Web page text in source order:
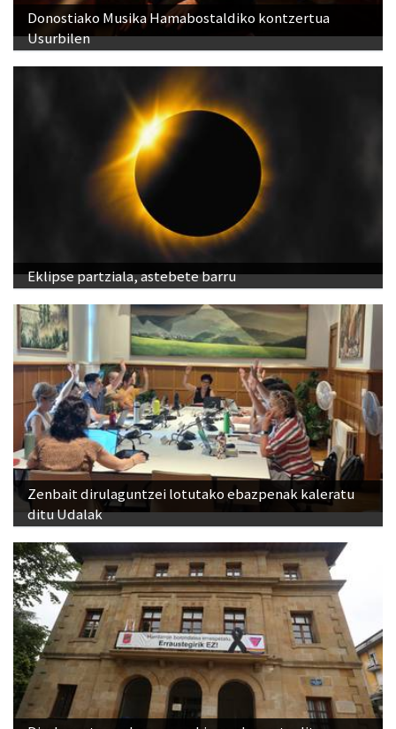
Donostiako Musika Hamabostaldiko kontzertua
Usurbilen
Eklipse partziala, astebete barru
Zenbait dirulaguntzei lotutako ebazpenak kaleratu
ditu Udalak